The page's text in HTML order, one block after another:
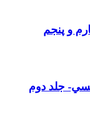
و پنجم
جلد دوم